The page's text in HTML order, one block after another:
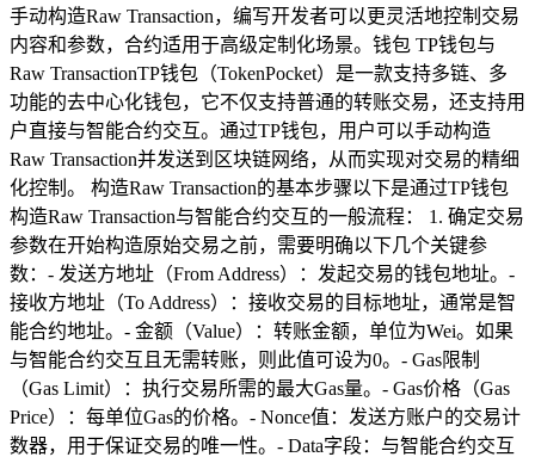
手动构造Raw Transaction，编写开发者可以更灵活地控制交易
内容和参数，合约适用于高级定制化场景。钱包 TP钱包与
Raw TransactionTP钱包（TokenPocket）是一款支持多链、多
功能的去中心化钱包，它不仅支持普通的转账交易，还支持用
户直接与智能合约交互。通过TP钱包，用户可以手动构造
Raw Transaction并发送到区块链网络，从而实现对交易的精细
化控制。 构造Raw Transaction的基本步骤以下是通过TP钱包
构造Raw Transaction与智能合约交互的一般流程： 1. 确定交易
参数在开始构造原始交易之前，需要明确以下几个关键参
数：- 发送方地址（From Address）：发起交易的钱包地址。-
接收方地址（To Address）：接收交易的目标地址，通常是智
能合约地址。- 金额（Value）：转账金额，单位为Wei。如果
与智能合约交互且无需转账，则此值可设为0。- Gas限制
（Gas Limit）：执行交易所需的最大Gas量。- Gas价格（Gas
Price）：每单位Gas的价格。- Nonce值：发送方账户的交易计
数器，用于保证交易的唯一性。- Data字段：与智能合约交互